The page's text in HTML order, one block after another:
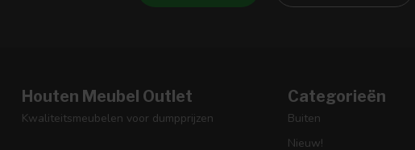
Houten Meubel Outlet
Kwaliteitsmeubelen voor dumpprijzen
Categorieën
Buiten
Nieuw!